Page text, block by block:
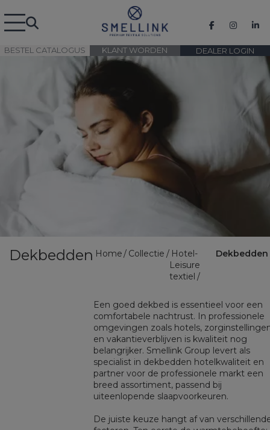
BESTEL CATALOGUS DEALER LOGIN
KLANT WORDEN
Home Collectie
Hotel-
Leisure
textiel
Dekbedden
Dekbedden
Een goed dekbed is essentieel voor een
comfortabele nachtrust. In professionele
omgevingen zoals hotels,
en vakantieverblijven is kwaliteit nog
belangrijker. Smellink Group levert als
specialist in dekbedden hotelkwaliteit en
partner voor de professionele markt een
breed assortiment, passend bij
uiteenlopende slaapvoorkeuren.
De juiste keuze hangt af van